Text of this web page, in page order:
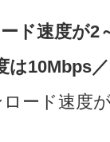
ド速度が2
10Mbps
ード速度